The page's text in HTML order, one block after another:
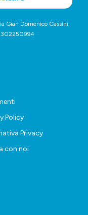
Gian Domenico Cassini,
Policy
Privacy
con noi